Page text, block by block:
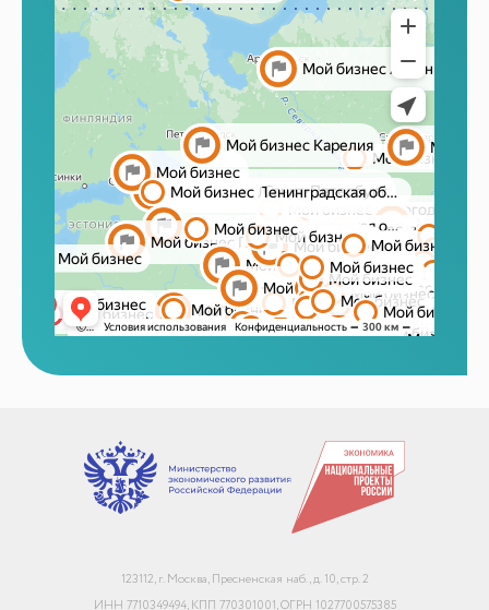
123112, г. Москва, Пресненская наб., д. 10, стр. 2
ИНН 7710349494, КПП 770301001, ОГРН 1027700575385
ИИ-консультант
Маркетплейсы и регуляторика
Я согласен собработкой персональных данныхи
политикой использования
Конфиденциально. Не передаём данные третьим лицам